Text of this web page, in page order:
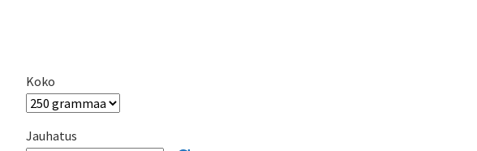
Koko
Jauhatus